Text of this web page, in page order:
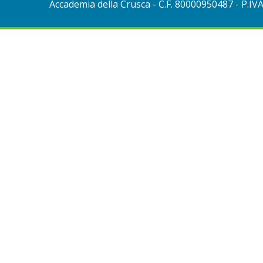
Accademia della Crusca - C.F. 80000950487 -